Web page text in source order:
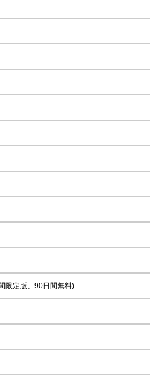
限定版、90日間無料)